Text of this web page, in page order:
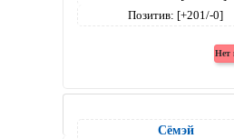
Позитив: [+201/-0]
Сёмэй